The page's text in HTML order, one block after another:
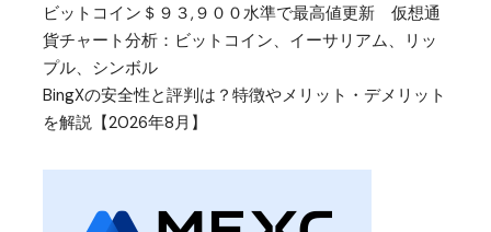
ビットコイン＄９３,９００水準で最高値更新 仮想通
貨チャート分析：ビットコイン、イーサリアム、リッ
プル、シンボル
BingXの安全性と評判は？特徴やメリット・デメリット
を解説【2026年8月】